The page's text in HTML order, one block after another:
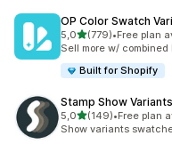
OP Color Swatch
5,0av 5 stjerner
(779)
Totalt 779 omtaler
•Free plan
Sell more w/
Built for Shopify
Stamp Show
5,0av 5 stjerner
(149)
Totalt 149 omtaler
•Free plan
Show variants